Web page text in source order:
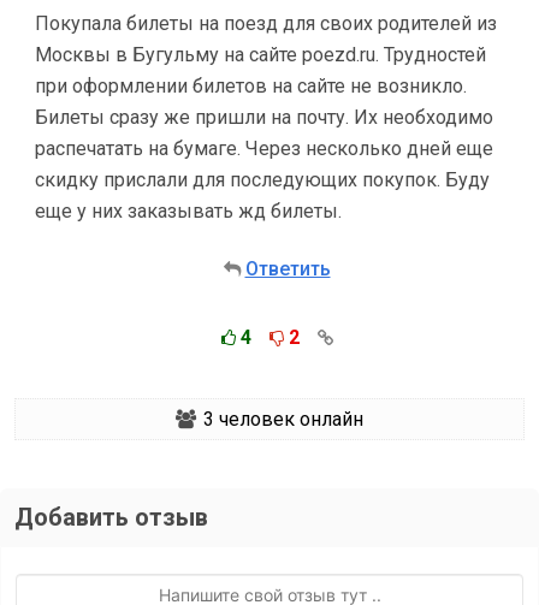
Покупала билеты на поезд для своих родителей из
Москвы в Бугульму на сайте poezd.ru. Трудностей
при оформлении билетов на сайте не возникло.
Билеты сразу же пришли на почту. Их необходимо
распечатать на бумаге. Через несколько дней еще
скидку прислали для последующих покупок. Буду
еще у них заказывать жд билеты.
Ответить
4 2
3 человек онлайн
Добавить отзыв